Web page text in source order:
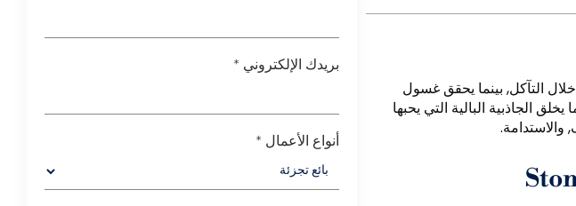
التآكل, بينما يحقق غسول
الجاذبية البالية التي يحبها
والاستدامة.
بريدك الإلكتروني *
أنواع الأعمال *